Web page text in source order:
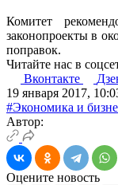
Комитет
законопроекты в
поправок.
Читайте нас в
Вконтакте
19 января 2017,
#Экономика и
Автор:
Оцените новость